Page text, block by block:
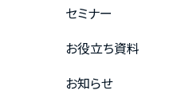
セミナー
お役立ち資料
お知らせ